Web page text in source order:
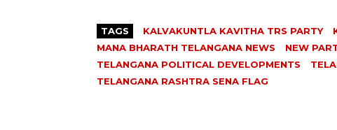
TAGS KALVAKUNTLA KAVITHA TRS PARTY
MANA BHARATH TELANGANA NEWS
NEW
TELANGANA POLITICAL DEVELOPMENTS
TELANGANA RASHTRA SENA FLAG